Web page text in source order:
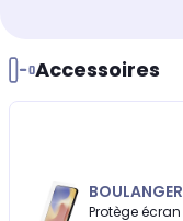
Accessoires
BOULANGER
Protège écran